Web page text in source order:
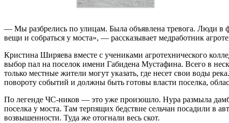
— Мы разбрелись по улицам. Была объявлена тревога. Люди в
вещи и собраться у моста», — рассказывает медработник
Кристина Ширяева вместе с учениками агротехнического
выбор пал на поселок имени Габидена Мустафина. Всего в
только местные жители могут указать, где несет свои воды
повороту событий и должны быть готовы власти поселка,
По легенде ЧС-ников — это уже произошло. Нура размыла
поселка у моста. Там терпящих бедствие сельчан посадили в
возвышенности. Туда же отогнали весь скот.